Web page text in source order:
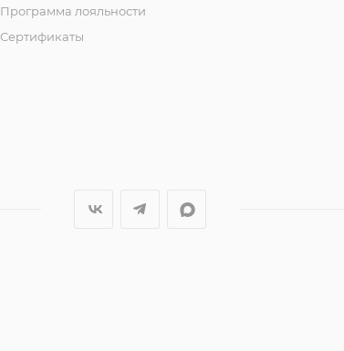
Программа лояльности
Сертификаты